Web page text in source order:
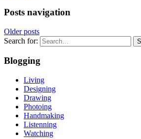
Posts navigation
Older posts
Search for:
Blogging
Living
Designing
Drawing
Photoing
Handmaking
Listenning
Watching